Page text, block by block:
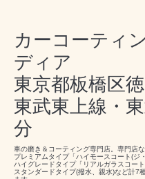
カーコーティ
ディア
東京都板橋区
東武東上線・
分
車の磨き＆コーティング専門店。専門店
プレミアムタイプ「ハイモースコート(ジ
ハイグレードタイプ「リアルガラスコー
スタンダードタイプ(撥水、親水)など計7